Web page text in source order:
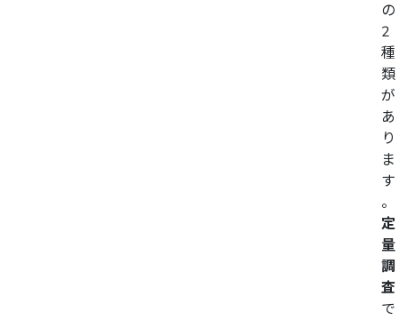
の
2
種
類
が
あ
り
ま
す
。
定
量
調
査
で